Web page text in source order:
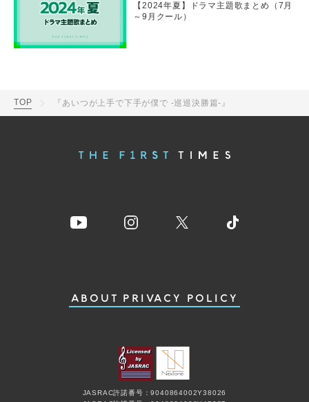
【2024年夏】ドラマ主題歌まとめ（7月
～9月クール）
TOP 『あいつが上手で下手が僕で -巡巡決勝篇-』
ABOUT PRIVACY POLICY
JASRAC許諾番号：9040864002Y38026